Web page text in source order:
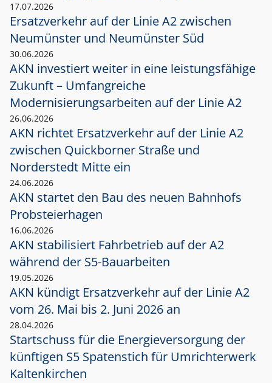
17.07.2026
Ersatzverkehr auf der Linie A2 zwischen
Neumünster und Neumünster Süd
30.06.2026
AKN investiert weiter in eine leistungsfähige
Zukunft – Umfangreiche
Modernisierungsarbeiten auf der Linie A2
26.06.2026
AKN richtet Ersatzverkehr auf der Linie A2
zwischen Quickborner Straße und
Norderstedt Mitte ein
24.06.2026
AKN startet den Bau des neuen Bahnhofs
Probsteierhagen
16.06.2026
AKN stabilisiert Fahrbetrieb auf der A2
während der S5-Bauarbeiten
19.05.2026
AKN kündigt Ersatzverkehr auf der Linie A2
vom 26. Mai bis 2. Juni 2026 an
28.04.2026
Startschuss für die Energieversorgung der
künftigen S5 Spatenstich für Umrichterwerk
Kaltenkirchen